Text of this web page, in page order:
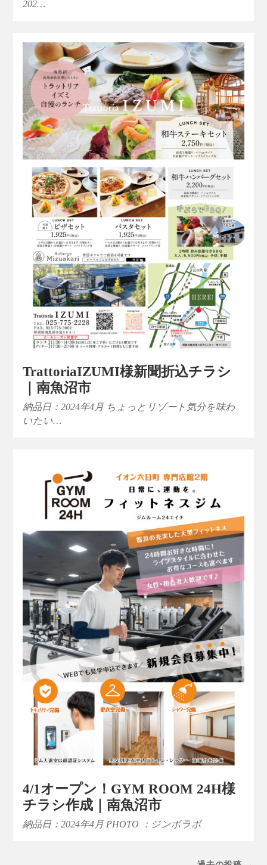
202…
TrattoriaIZUMI様新聞折込チラシ
｜南魚沼市
納品日：2024年4月 ちょっとリゾート気分を味わ
いたい…
4/1オープン！GYM ROOM 24H様
チラシ作成｜南魚沼市
納品日：2024年4月 PHOTO ：ジンボラボ